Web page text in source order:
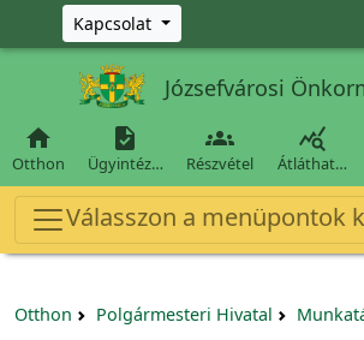
Ugrás a fő tartalomra
Kapcsolat
Józsefvárosi

Otthon

Ügyintéz…

Részvétel

Átláthat…
Válasszon a menüpontok
Otthon Polgármesteri Hivatal